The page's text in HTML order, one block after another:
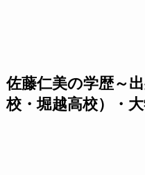
佐藤仁美の学歴～
校・堀越高校）・